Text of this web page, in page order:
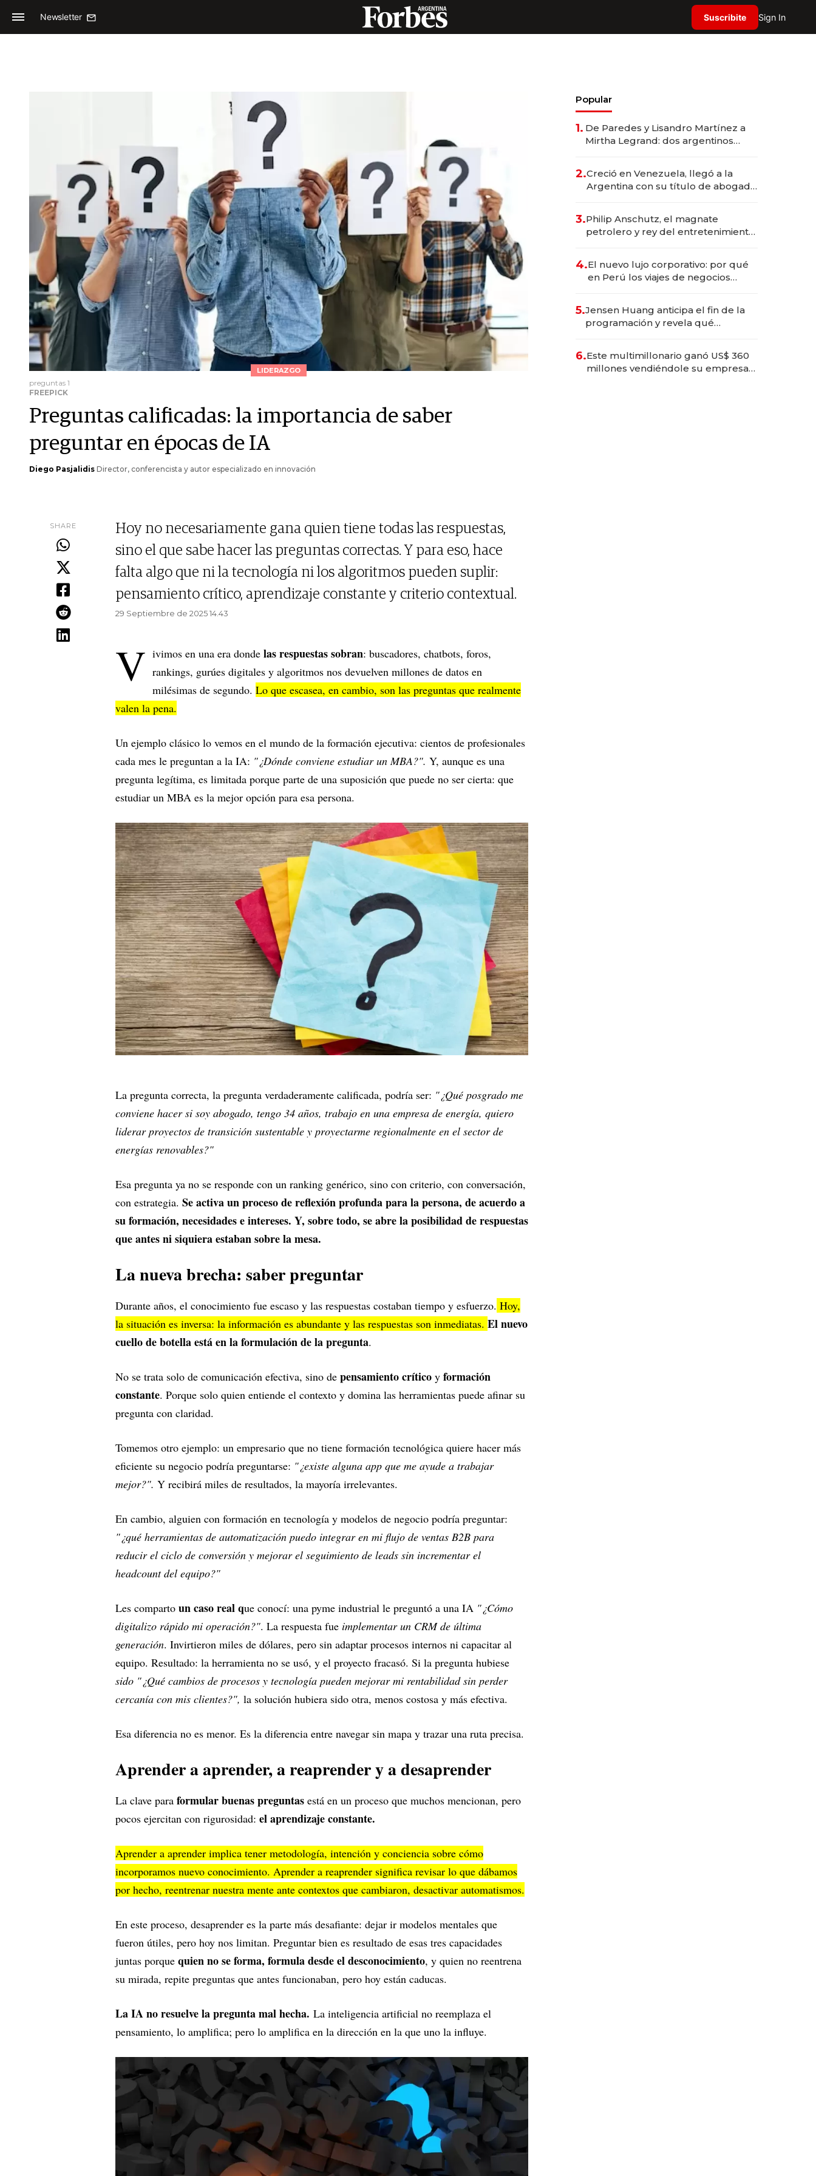
Newsletter Suscribite Sign In
LIDERAZGO
preguntas 1
FREEPICK
Preguntas calificadas: la importancia de saber
preguntar en épocas de IA
Diego Pasjalidis Director, conferencista y autor especializado en innovación
SHARE
Hoy no necesariamente gana quien tiene todas las respuestas,
sino el que sabe hacer las preguntas correctas. Y para eso, hace
falta algo que ni la tecnología ni los algoritmos pueden suplir:
pensamiento crítico, aprendizaje constante y criterio contextual.
29 Septiembre de 2025 14.43
V ivimos en una era donde las respuestas sobran: buscadores, chatbots, foros,
rankings, gurúes digitales y algoritmos nos devuelven millones de datos en
milésimas de segundo. Lo que escasea, en cambio, son las preguntas que realmente
valen la pena.
Un ejemplo clásico lo vemos en el mundo de la formación ejecutiva: cientos de profesionales
cada mes le preguntan a la IA: "¿Dónde conviene estudiar un MBA?". Y, aunque es una
pregunta legítima, es limitada porque parte de una suposición que puede no ser cierta: que
estudiar un MBA es la mejor opción para esa persona.
La pregunta correcta, la pregunta verdaderamente calificada, podría ser: "¿Qué posgrado me
conviene hacer si soy abogado, tengo 34 años, trabajo en una empresa de energía, quiero
liderar proyectos de transición sustentable y proyectarme regionalmente en el sector de
energías renovables?"
Esa pregunta ya no se responde con un ranking genérico, sino con criterio, con conversación,
con estrategia. Se activa un proceso de reflexión profunda para la persona, de acuerdo a
su formación, necesidades e intereses. Y, sobre todo, se abre la posibilidad de respuestas
que antes ni siquiera estaban sobre la mesa.
La nueva brecha: saber preguntar
Durante años, el conocimiento fue escaso y las respuestas costaban tiempo y esfuerzo. Hoy,
la situación es inversa: la información es abundante y las respuestas son inmediatas. El nuevo
cuello de botella está en la formulación de la pregunta.
No se trata solo de comunicación efectiva, sino de pensamiento crítico y formación
constante. Porque solo quien entiende el contexto y domina las herramientas puede afinar su
pregunta con claridad.
Tomemos otro ejemplo: un empresario que no tiene formación tecnológica quiere hacer más
eficiente su negocio podría preguntarse: "¿existe alguna app que me ayude a trabajar
mejor?". Y recibirá miles de resultados, la mayoría irrelevantes.
En cambio, alguien con formación en tecnología y modelos de negocio podría preguntar:
"¿qué herramientas de automatización puedo integrar en mi flujo de ventas B2B para
reducir el ciclo de conversión y mejorar el seguimiento de leads sin incrementar el
headcount del equipo?"
Les comparto un caso real que conocí: una pyme industrial le preguntó a una IA "¿Cómo
digitalizo rápido mi operación?". La respuesta fue implementar un CRM de última
generación. Invirtieron miles de dólares, pero sin adaptar procesos internos ni capacitar al
equipo. Resultado: la herramienta no se usó, y el proyecto fracasó. Si la pregunta hubiese
sido "¿Qué cambios de procesos y tecnología pueden mejorar mi rentabilidad sin perder
cercanía con mis clientes?", la solución hubiera sido otra, menos costosa y más efectiva.
Esa diferencia no es menor. Es la diferencia entre navegar sin mapa y trazar una ruta precisa.
Aprender a aprender, a reaprender y a desaprender
La clave para formular buenas preguntas está en un proceso que muchos mencionan, pero
pocos ejercitan con rigurosidad: el aprendizaje constante.
Aprender a aprender implica tener metodología, intención y conciencia sobre cómo
incorporamos nuevo conocimiento. Aprender a reaprender significa revisar lo que dábamos
por hecho, reentrenar nuestra mente ante contextos que cambiaron, desactivar automatismos.
En este proceso, desaprender es la parte más desafiante: dejar ir modelos mentales que
fueron útiles, pero hoy nos limitan. Preguntar bien es resultado de esas tres capacidades
juntas porque quien no se forma, formula desde el desconocimiento, y quien no reentrena
su mirada, repite preguntas que antes funcionaban, pero hoy están caducas.
La IA no resuelve la pregunta mal hecha. La inteligencia artificial no reemplaza el
pensamiento, lo amplifica; pero lo amplifica en la dirección en la que uno la influye.
Popular
1. De Paredes y Lisandro Martínez a
Mirtha Legrand: dos argentinos
2.Creció en Venezuela, llegó a la
Argentina con su título de abogado
marcas "fast premium"
3.Philip Anschutz, el magnate
petrolero y rey del entretenimiento
4.El nuevo lujo corporativo: por qué
en Perú los viajes de negocios
transformadoras
5.Jensen Huang anticipa el fin de la
programación y revela qué
6.Este multimillonario ganó US$ 360
millones vendiéndole su empresa